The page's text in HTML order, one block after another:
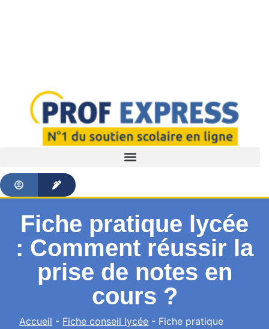
Fiche pratique lycée
: Comment réussir la
prise de notes en
cours ?
Accueil - Fiche conseil lycée - Fiche pratique